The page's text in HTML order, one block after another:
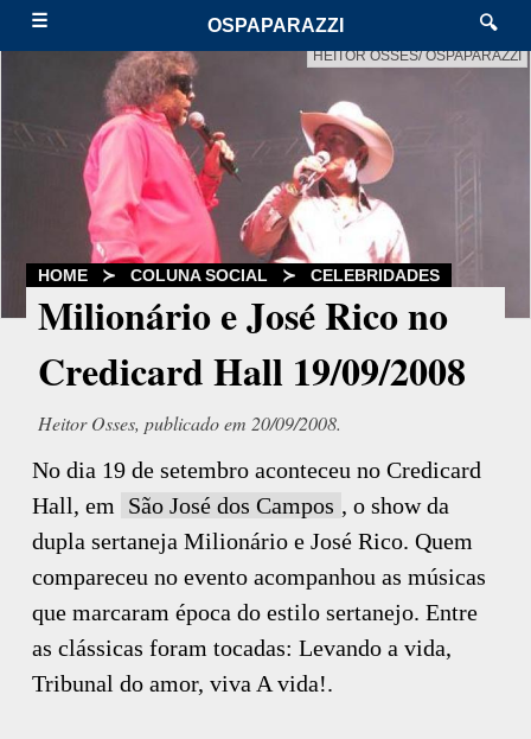
☰ OSPAPARAZZI 🔍
HEITOR OSSES/ OSPAPARAZZI
HOME ≻ COLUNA SOCIAL ≻ CELEBRIDADES
Milionário e José Rico no
Credicard Hall 19/09/2008
Heitor Osses, publicado em 20/09/2008.
No dia 19 de setembro aconteceu no Credicard
Hall, em
São José dos Campos , o show da
dupla sertaneja Milionário e José Rico. Quem
compareceu no evento acompanhou as músicas
que marcaram época do estilo sertanejo. Entre
as clássicas foram tocadas: Levando a vida,
Tribunal do amor, viva A vida!.